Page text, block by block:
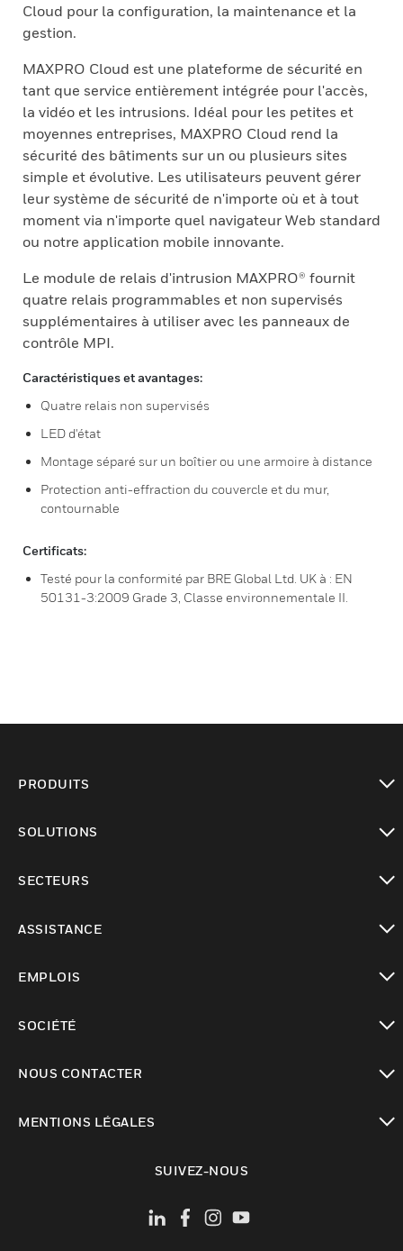
Cloud pour la configuration, la maintenance et la
gestion.
MAXPRO Cloud est une plateforme de sécurité en
tant que service entièrement intégrée pour l'accès,
la vidéo et les intrusions. Idéal pour les petites et
moyennes entreprises, MAXPRO Cloud rend la
sécurité des bâtiments sur un ou plusieurs sites
simple et évolutive. Les utilisateurs peuvent gérer
leur système de sécurité de n'importe où et à tout
moment via n'importe quel navigateur Web standard
ou notre application mobile innovante.
Le module de relais d'intrusion MAXPRO® fournit
quatre relais programmables et non supervisés
supplémentaires à utiliser avec les panneaux de
contrôle MPI.
Caractéristiques et avantages:
Quatre relais non supervisés
LED d'état
Montage séparé sur un boîtier ou une armoire à distance
Protection anti-effraction du couvercle et du mur,
contournable
Certificats:
Testé pour la conformité par BRE Global Ltd. UK à : EN
50131-3:2009 Grade 3, Classe environnementale II.
PRODUITS
SOLUTIONS
SECTEURS
ASSISTANCE
EMPLOIS
SOCIÉTÉ
NOUS CONTACTER
MENTIONS LÉGALES
SUIVEZ-NOUS